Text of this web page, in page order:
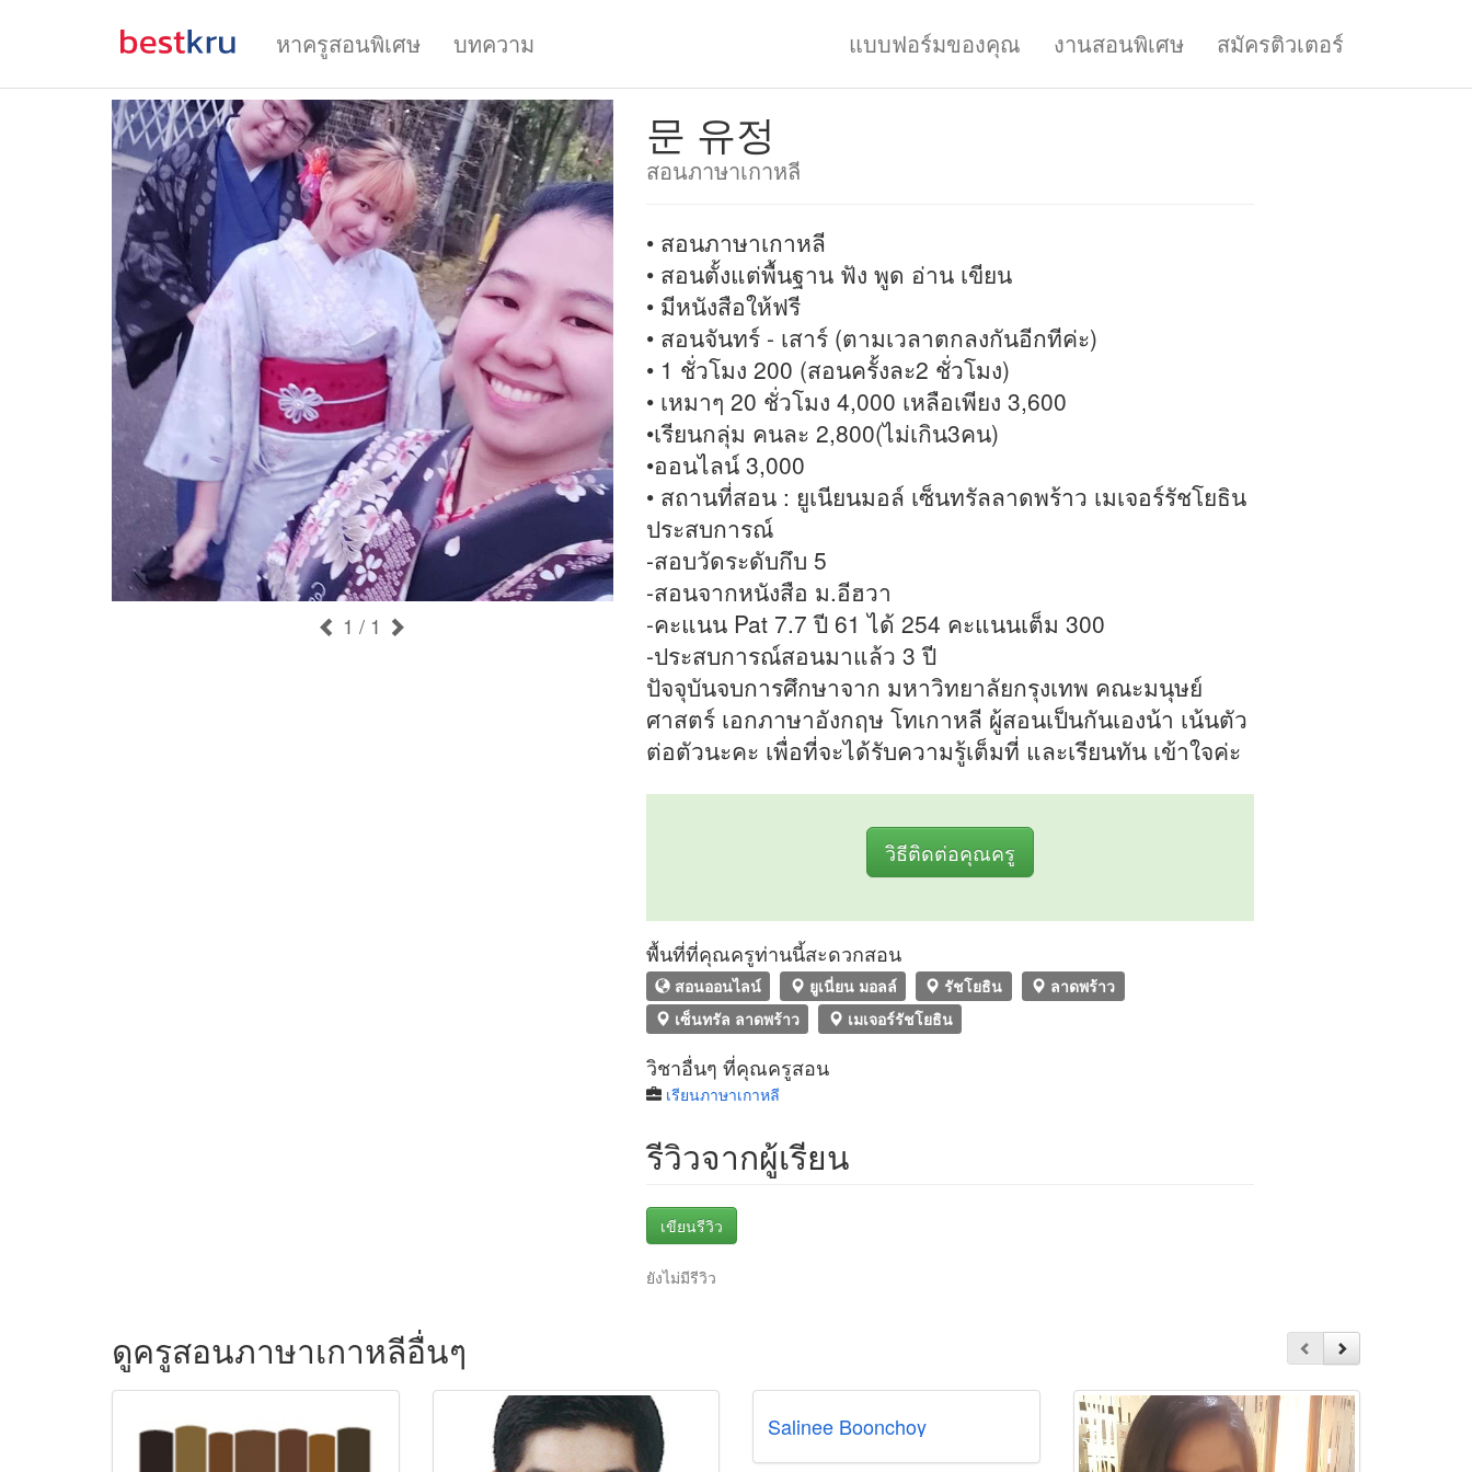
หาครูสอนพิเศษ บทความ แบบฟอร์มของคุณ งานสอนพิเศษ สมัครติวเตอร์
1 / 1
문 유정
สอนภาษาเกาหลี
• สอนภาษาเกาหลี
• สอนตั้งแต่พื้นฐาน ฟัง พูด อ่าน เขียน
• มีหนังสือให้ฟรี
• สอนจันทร์ - เสาร์ (ตามเวลาตกลงกันอีกทีค่ะ)
• 1 ชั่วโมง 200 (สอนครั้งละ2 ชั่วโมง)
• เหมาๆ 20 ชั่วโมง 4,000 เหลือเพียง 3,600
•เรียนกลุ่ม คนละ 2,800(ไม่เกิน3คน)
•ออนไลน์ 3,000
• สถานที่สอน : ยูเนียนมอล์ เซ็นทรัลลาดพร้าว เมเจอร์รัชโยธิน
ประสบการณ์
-สอบวัดระดับกึบ 5
-สอนจากหนังสือ ม.อีฮวา
-คะแนน Pat 7.7 ปี 61 ได้ 254 คะแนนเต็ม 300
-ประสบการณ์สอนมาแล้ว 3 ปี
ปัจจุบันจบการศึกษาจาก มหาวิทยาลัยกรุงเทพ คณะมนุษย์
ศาสตร์ เอกภาษาอังกฤษ โทเกาหลี ผู้สอนเป็นกันเองน้า เน้นตัว
ต่อตัวนะคะ เพื่อที่จะได้รับความรู้เต็มที่ และเรียนทัน เข้าใจค่ะ
วิธีติดต่อคุณครู
พื้นที่ที่คุณครูท่านนี้สะดวกสอน
สอนออนไลน์ ยูเนี่ยน มอลล์ รัชโยธิน
ลาดพร้าว
เซ็นทรัล ลาดพร้าว
เมเจอร์รัชโยธิน
วิชาอื่นๆ ที่คุณครูสอน
เรียนภาษาเกาหลี
รีวิวจากผู้เรียน
เขียนรีวิว
ยังไม่มีรีวิว
ดูครูสอนภาษาเกาหลีอื่นๆ
Salinee Boonchoy